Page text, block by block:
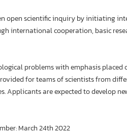
open scientific inquiry by
international cooperation, basic
problems with emphasis
for teams of scientists from
are expected to develop
March 24th 2022